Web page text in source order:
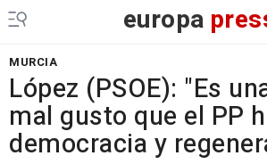
europa
MURCIA
López (PSOE): "Es
mal gusto que el PP
democracia y